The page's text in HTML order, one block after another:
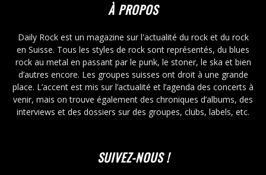
À PROPOS
Daily Rock est un magazine sur l'actualité du rock et du rock
en Suisse. Tous les styles de rock sont représentés, du blues
rock au metal en passant par le punk, le stoner, le ska et bien
d’autres encore. Les groupes suisses ont droit à une grande
place. L’accent est mis sur l’actualité et l’agenda des concerts à
venir, mais on trouve également des chroniques d’albums, des
interviews et des dossiers sur des groupes, clubs, labels, etc.
SUIVEZ-NOUS !